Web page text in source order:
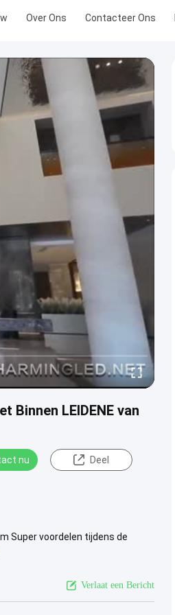
Over Ons Contacteer Ons
Binnen LEIDENE van
nu Deel
Super voordelen tijdens de
Verlaat een Bericht